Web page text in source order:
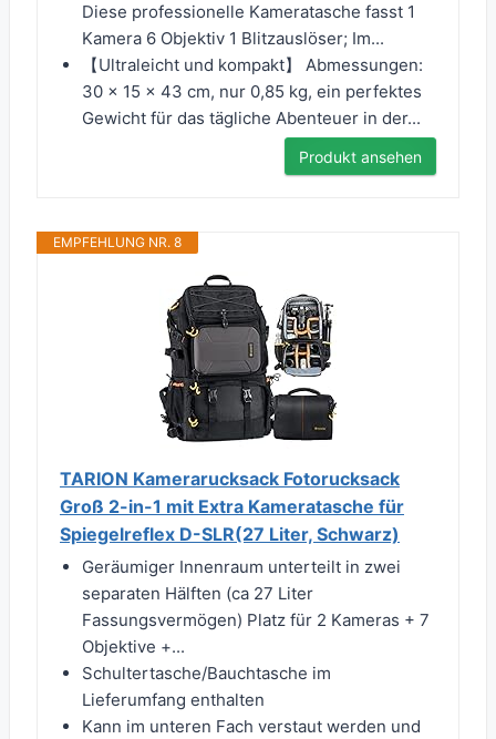
Diese professionelle Kameratasche fasst 1
Kamera 6 Objektiv 1 Blitzauslöser; Im...
【Ultraleicht und kompakt】 Abmessungen:
30 x 15 x 43 cm, nur 0,85 kg, ein perfektes
Gewicht für das tägliche Abenteuer in der...
Produkt ansehen
EMPFEHLUNG NR. 8
TARION Kamerarucksack Fotorucksack
Groß 2-in-1 mit Extra Kameratasche für
Spiegelreflex D-SLR(27 Liter, Schwarz)
Geräumiger Innenraum unterteilt in zwei
separaten Hälften (ca 27 Liter
Fassungsvermögen) Platz für 2 Kameras + 7
Objektive +...
Schultertasche/Bauchtasche im
Lieferumfang enthalten
Kann im unteren Fach verstaut werden und